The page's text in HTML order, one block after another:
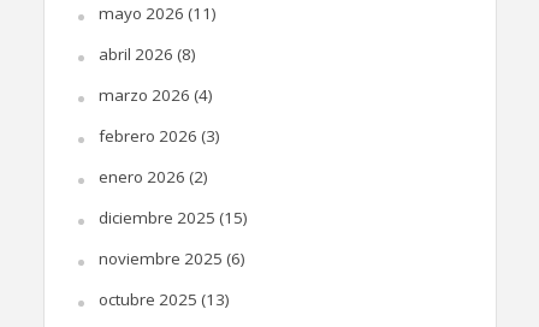
mayo 2026 (11)
abril 2026 (8)
marzo 2026 (4)
febrero 2026 (3)
enero 2026 (2)
diciembre 2025 (15)
noviembre 2025 (6)
octubre 2025 (13)